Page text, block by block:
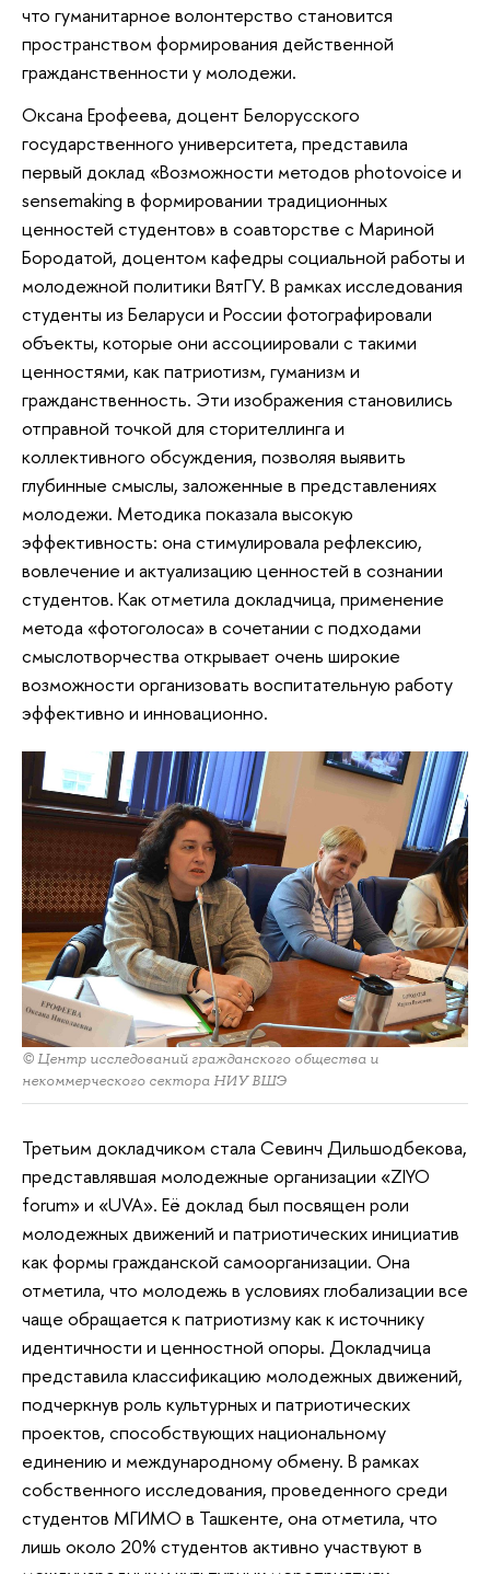
что гуманитарное волонтерство становится
пространством формирования действенной
гражданственности у молодежи.
Оксана Ерофеева, доцент Белорусского
государственного университета, представила
первый доклад «Возможности методов рhotovoice и
sensemaking в формировании традиционных
ценностей студентов» в соавторстве с Мариной
Бородатой, доцентом кафедры социальной работы и
молодежной политики ВятГУ. В рамках исследования
студенты из Беларуси и России фотографировали
объекты, которые они ассоциировали с такими
ценностями, как патриотизм, гуманизм и
гражданственность. Эти изображения становились
отправной точкой для сторителлинга и
коллективного обсуждения, позволяя выявить
глубинные смыслы, заложенные в представлениях
молодежи. Методика показала высокую
эффективность: она стимулировала рефлексию,
вовлечение и актуализацию ценностей в сознании
студентов. Как отметила докладчица, применение
метода «фотоголоса» в сочетании с подходами
смыслотворчества открывает очень широкие
возможности организовать воспитательную работу
эффективно и инновационно.
© Центр исследований гражданского общества и
некоммерческого сектора НИУ ВШЭ
Третьим докладчиком стала Севинч Дильшодбекова,
представлявшая молодежные организации «ZIYO
forum» и «UVA». Её доклад был посвящен роли
молодежных движений и патриотических инициатив
как формы гражданской самоорганизации. Она
отметила, что молодежь в условиях глобализации все
чаще обращается к патриотизму как к источнику
идентичности и ценностной опоры. Докладчица
представила классификацию молодежных движений,
подчеркнув роль культурных и патриотических
проектов, способствующих национальному
единению и международному обмену. В рамках
собственного исследования, проведенного среди
студентов МГИМО в Ташкенте, она отметила, что
лишь около 20% студентов активно участвуют в